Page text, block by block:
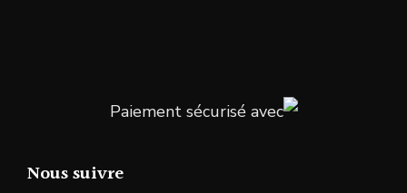
Paiement sécurisé avec
Nous suivre